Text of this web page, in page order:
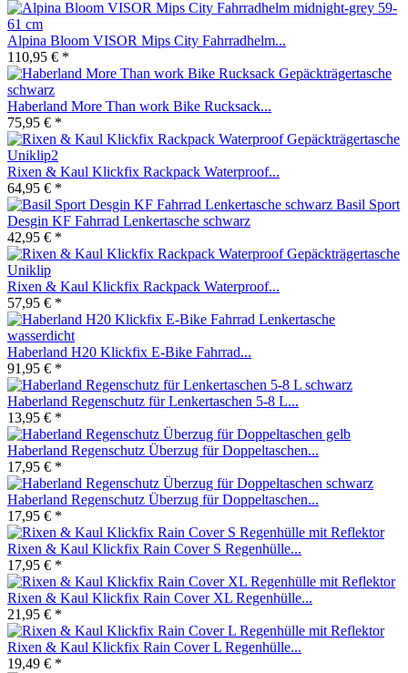
Alpina Bloom VISOR Mips City Fahrradhelm...
110,95 € *
Haberland More Than work Bike Rucksack...
75,95 € *
Rixen & Kaul Klickfix Rackpack Waterproof...
64,95 € *
Basil Sport
Desgin KF Fahrrad Lenkertasche schwarz
42,95 € *
Rixen & Kaul Klickfix Rackpack Waterproof...
57,95 € *
Haberland H20 Klickfix E-Bike Fahrrad...
91,95 € *
Haberland Regenschutz für Lenkertaschen 5-8 L...
13,95 € *
Haberland Regenschutz Überzug für Doppeltaschen...
17,95 € *
Haberland Regenschutz Überzug für Doppeltaschen...
17,95 € *
Rixen & Kaul Klickfix Rain Cover S Regenhülle...
17,95 € *
Rixen & Kaul Klickfix Rain Cover XL Regenhülle...
21,95 € *
Rixen & Kaul Klickfix Rain Cover L Regenhülle...
19,49 € *